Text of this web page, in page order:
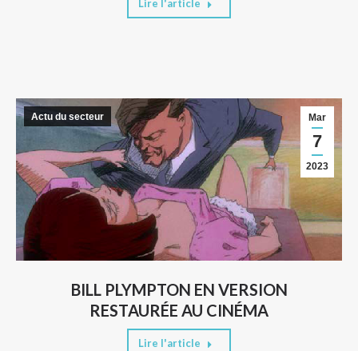
Lire l'article
BILL PLYMPTON EN VERSION
RESTAURÉE AU CINÉMA
Mar
7
2023
Actu du secteur
Lire l'article